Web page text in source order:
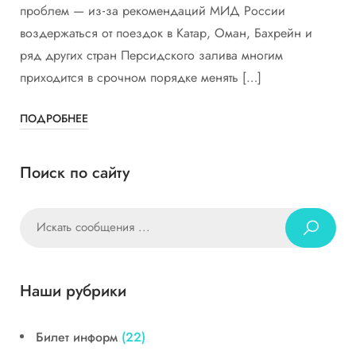
проблем — из‑за рекомендаций МИД России
воздержаться от поездок в Катар, Оман, Бахрейн и
ряд других стран Персидского залива многим
приходится в срочном порядке менять […]
ПОДРОБНЕЕ
Поиск по сайту
Наши рубрики
Билет информ (22)